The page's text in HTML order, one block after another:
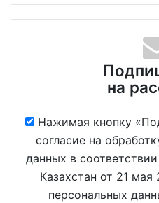
на
Нажимая кнопку
согласие на
данных в
Казахстан от 21
персональных